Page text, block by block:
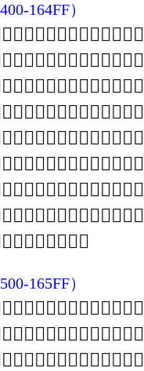
164FF）
𖐈𖐉𖐊𖐋𖐌𖐍𖐎𖐏𖐐𖐑𖐒𖐓𖐔
𖐦𖐧𖐨𖐩𖐪𖐫𖐬𖐭𖐮𖐯𖐰𖐱𖐲
𖑄𖑅𖑆𖑇𖑈𖑉𖑊𖑋𖑌𖑍𖑎𖑏𖑐
𖑢𖑣𖑤𖑥𖑦𖑧𖑨𖑩𖑪𖑫𖑬𖑭𖑮
𖒀𖒁𖒂𖒃𖒄𖒅𖒆𖒇𖒈𖒉𖒊𖒋𖒌
𖒞𖒟𖒠𖒡𖒢𖒣𖒤𖒥𖒦𖒧𖒨𖒩𖒪
𖒼𖒽𖒾𖒿𖓀𖓁𖓂𖓃𖓄𖓅𖓆𖓇𖓈
𖓚𖓛𖓜𖓝𖓞𖓟𖓠𖓡𖓢𖓣𖓤𖓥𖓦
𖓸𖓹𖓺𖓻𖓼𖓽𖓾𖓿
165FF）
𖔈𖔉𖔊𖔋𖔌𖔍𖔎𖔏𖔐𖔑𖔒𖔓𖔔
𖔦𖔧𖔨𖔩𖔪𖔫𖔬𖔭𖔮𖔯𖔰𖔱𖔲
𖕄𖕅𖕆𖕇𖕈𖕉𖕊𖕋𖕌𖕍𖕎𖕏𖕐